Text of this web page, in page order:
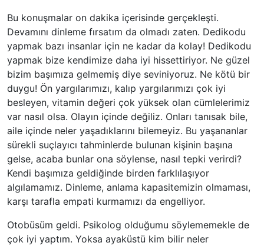
Bu konuşmalar on dakika içerisinde gerçekleşti.
Devamını dinleme fırsatım da olmadı zaten. Dedikodu
yapmak bazı insanlar için ne kadar da kolay! Dedikodu
yapmak bize kendimize daha iyi hissettiriyor. Ne güzel
bizim başımıza gelmemiş diye seviniyoruz. Ne kötü bir
duygu! Ön yargılarımızı, kalıp yargılarımızı çok iyi
besleyen, vitamin değeri çok yüksek olan cümlelerimiz
var nasıl olsa. Olayın içinde değiliz. Onları tanısak bile,
aile içinde neler yaşadıklarını bilemeyiz. Bu yaşananlar
sürekli suçlayıcı tahminlerde bulunan kişinin başına
gelse, acaba bunlar ona söylense, nasıl tepki verirdi?
Kendi başımıza geldiğinde birden farklılaşıyor
algılamamız. Dinleme, anlama kapasitemizin olmaması,
karşı tarafla empati kurmamızı da engelliyor.
Otobüsüm geldi. Psikolog olduğumu söylememekle de
çok iyi yaptım. Yoksa ayaküstü kim bilir neler